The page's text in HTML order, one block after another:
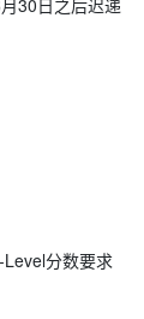
30日之后迟递
分数要求